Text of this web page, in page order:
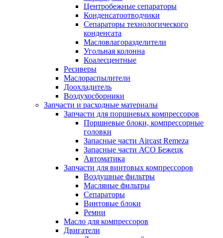
Центробежные сепараторы
Конденсатоотводчики
Сепараторы технологического
конденсата
Масловлагоразделители
Угольная колонна
Коалесцентные
Ресиверы
Маслораспылители
Доохладитель
Воздухосборники
Запчасти и расходные материалы
Запчасти для поршневых компрессоров
Поршневые блоки, компрессорные
головки
Запасные части Aircast Remeza
Запасные части АСО Бежецк
Автоматика
Запчасти для винтовых компрессоров
Воздушные фильтры
Масляные фильтры
Сепараторы
Винтовые блоки
Ремни
Масло для компрессоров
Двигатели